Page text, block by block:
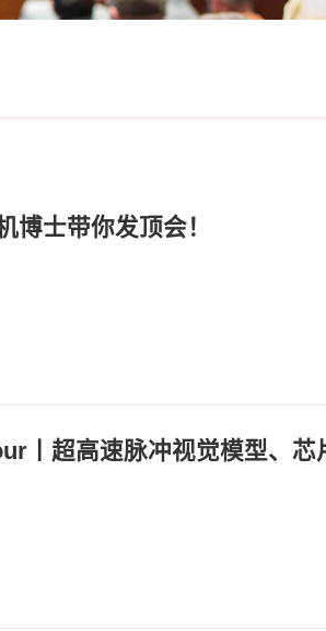
博士带你发顶会！
丨超高速脉冲视觉模型、芯